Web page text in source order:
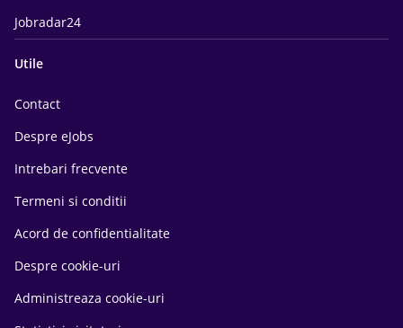
Jobradar24
Utile
Contact
Despre eJobs
Intrebari frecvente
Termeni si conditii
Acord de confidentialitate
Despre cookie-uri
Administreaza cookie-uri